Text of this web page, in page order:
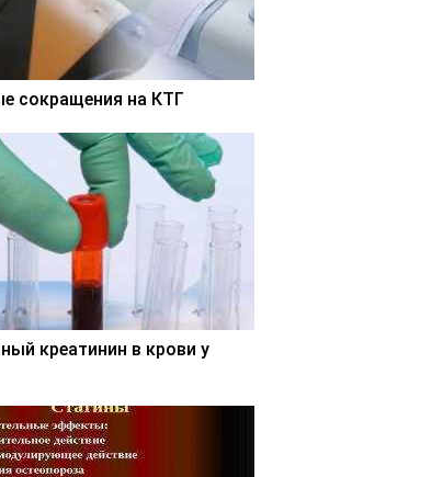
сокращения на КТГ
креатинин в крови у